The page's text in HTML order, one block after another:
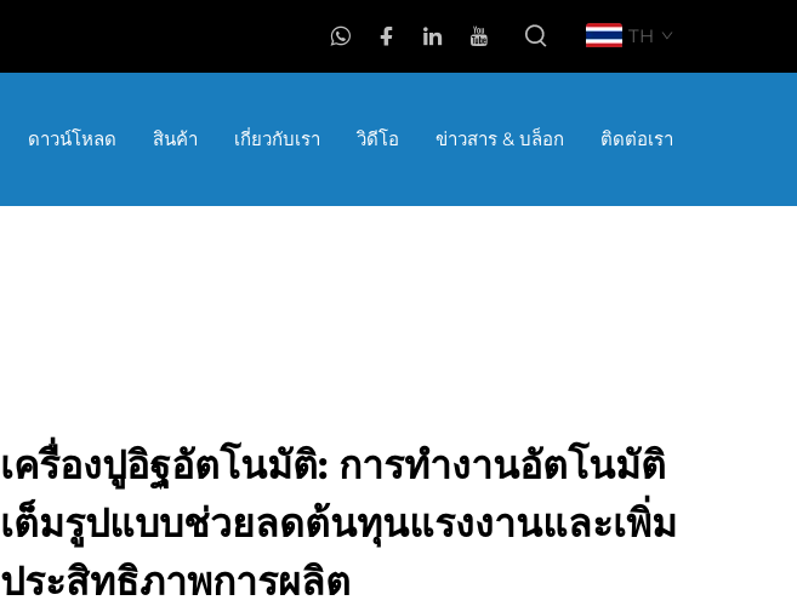
TH
ดาวน์โหลด สินค้า เกี่ยวกับเรา วิดีโอ ข่าวสาร & บล็อก ติดต่อเรา
เครื่องปูอิฐอัตโนมัติ: การทำงานอัตโนมัติ
เต็มรูปแบบช่วยลดต้นทุนแรงงานและเพิ่ม
ประสิทธิภาพการผลิต